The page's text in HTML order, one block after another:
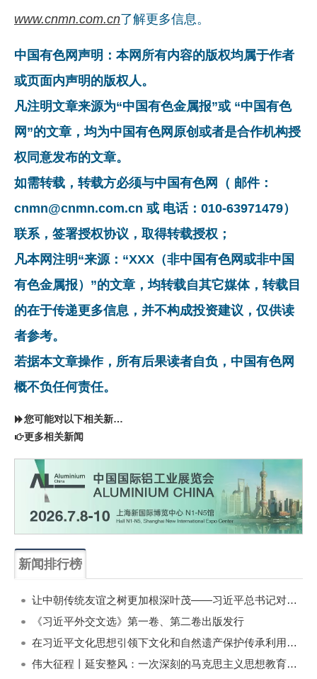
www.cnmn.com.cn了解更多信息。
中国有色网声明：本网所有内容的版权均属于作者
或页面内声明的版权人。
凡注明文章来源为“中国有色金属报”或 “中国有色
网”的文章，均为中国有色网原创或者是合作机构授
权同意发布的文章。
如需转载，转载方必须与中国有色网（ 邮件：
cnmn@cnmn.com.cn 或 电话：010-63971479）
联系，签署授权协议，取得转载授权；
凡本网注明“来源：“XXX（非中国有色网或非中国
有色金属报）”的文章，均转载自其它媒体，转载目
的在于传递更多信息，并不构成投资建议，仅供读
者参考。
若据本文章操作，所有后果读者自负，中国有色网
概不负任何责任。
您可能对以下相关新闻同样感兴趣
更多相关新闻
新闻排行榜
让中朝传统友谊之树更加根深叶茂——习近平总书记对朝鲜进行国事访问纪实
《习近平外交文选》第一卷、第二卷出版发行
在习近平文化思想引领下文化和自然遗产保护传承利用工作开创新局面
伟大征程丨延安整风：一次深刻的马克思主义思想教育运动